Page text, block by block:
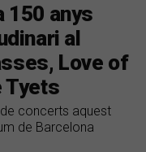
150 anys
al
Love of
Tyets
concerts aquest
de Barcelona